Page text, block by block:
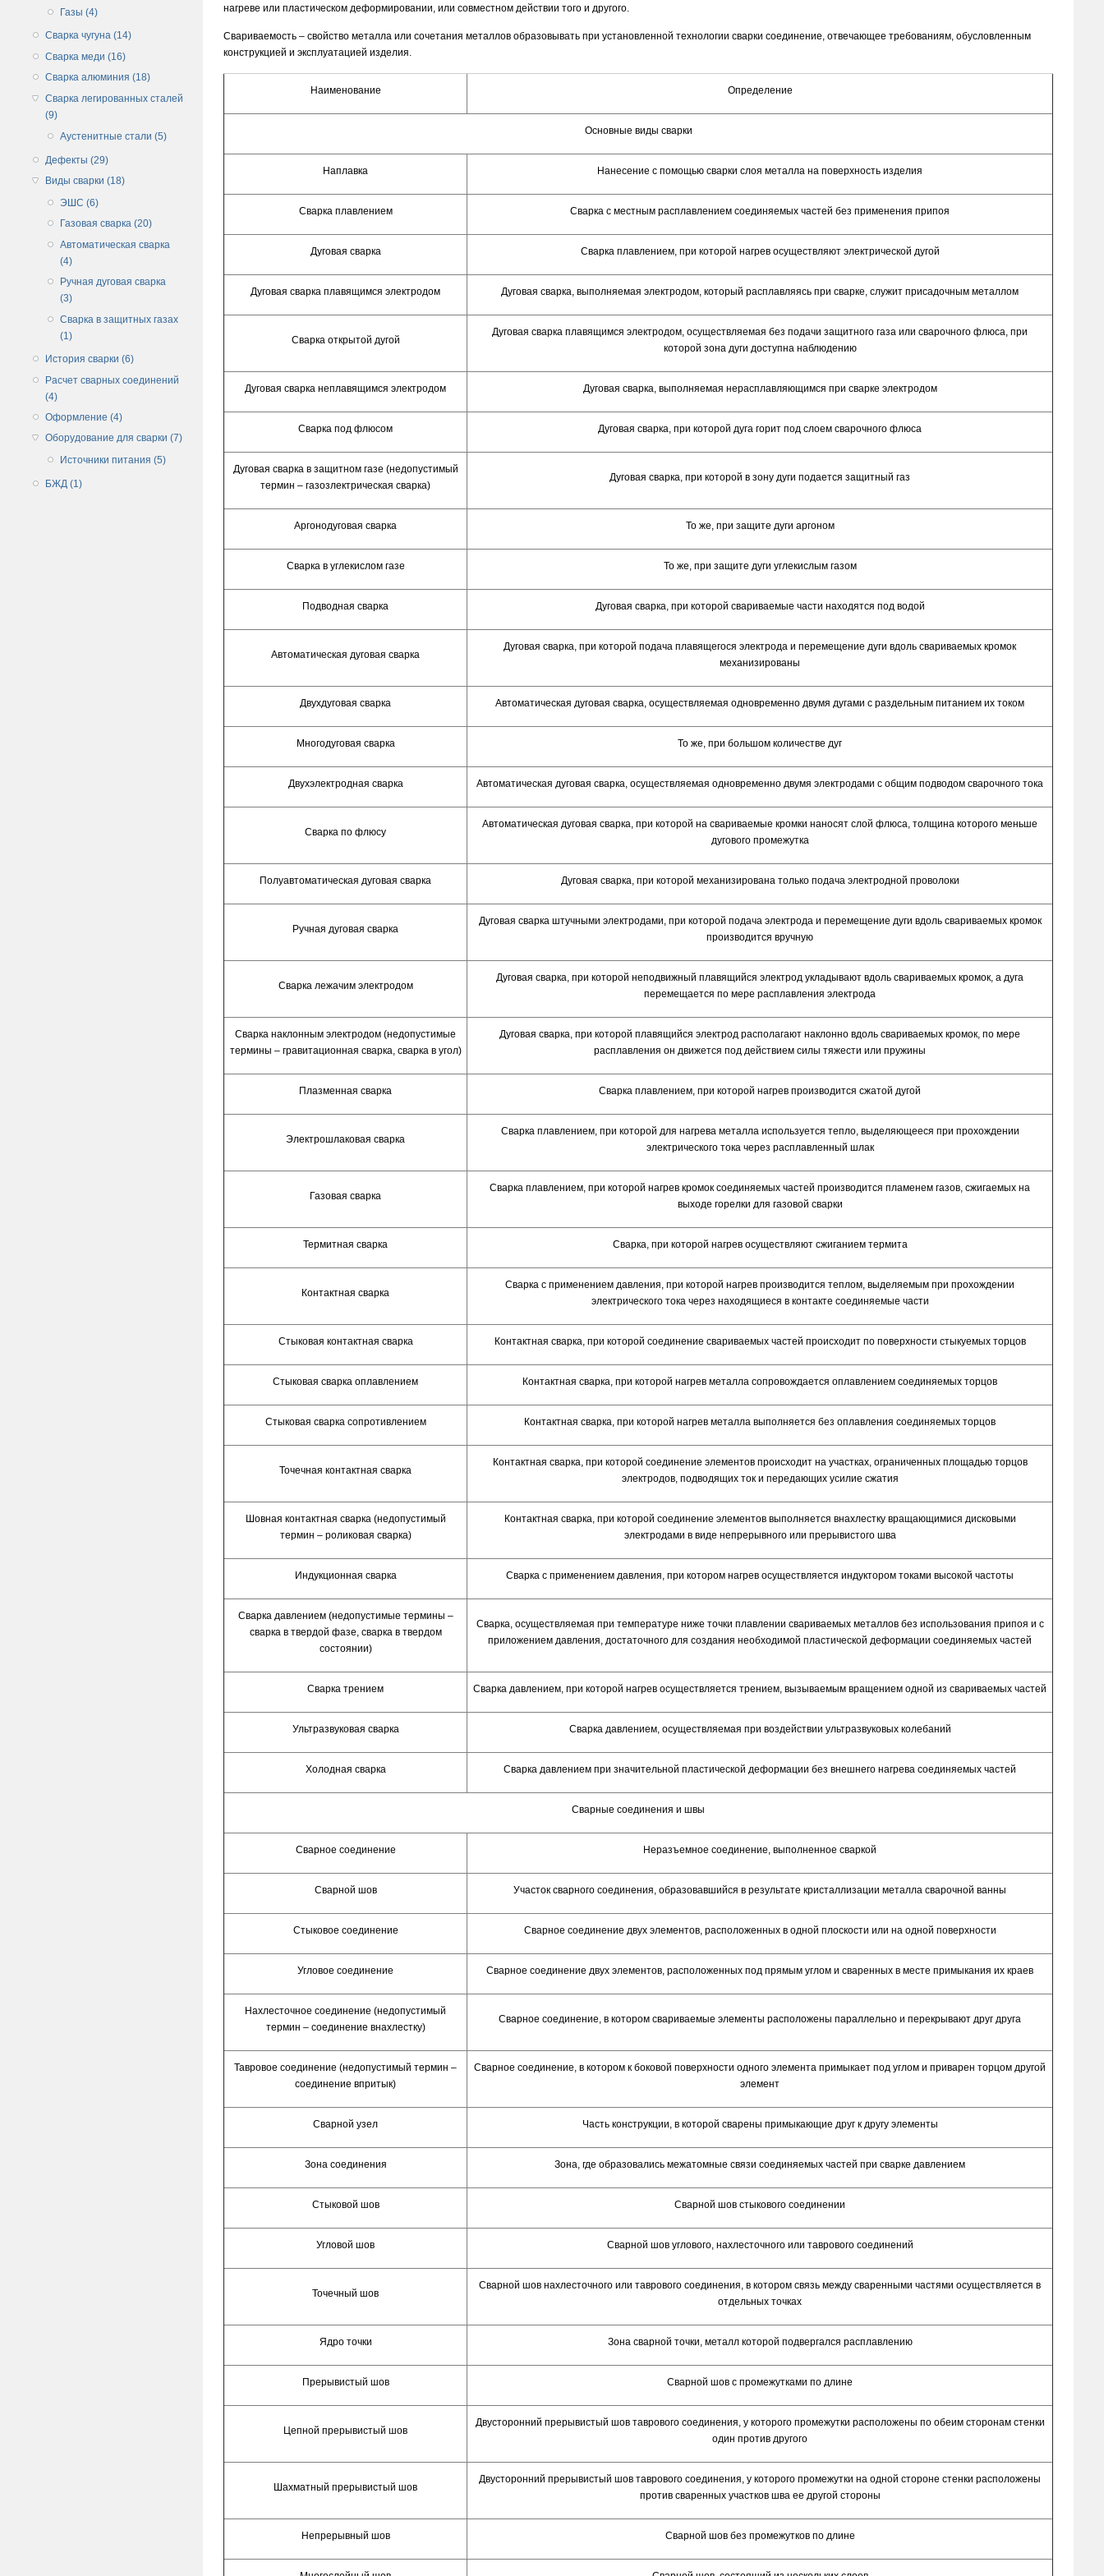
Газы (4)
Сварка чугуна (14)
Сварка меди (16)
Сварка алюминия (18)
Сварка легированных сталей
(9)
Аустенитные стали (5)
Дефекты (29)
Виды сварки (18)
ЭШС (6)
Газовая сварка (20)
Автоматическая сварка
(4)
Ручная дуговая сварка
(3)
Сварка в защитных газах
(1)
История сварки (6)
Расчет сварных соединений
(4)
Оформление (4)
Оборудование для сварки (7)
Источники питания (5)
БЖД (1)
нагреве или пластическом деформировании, или совместном действии того и другого.
Свариваемость – свойство металла или сочетания металлов образовывать при установленной технологии сварки соединение, отвечающее требованиям, обусловленным
конструкцией и эксплуатацией изделия.
Наименование Определение
Основные виды сварки
Наплавка Нанесение с помощью сварки слоя металла на поверхность изделия
Сварка плавлением Сварка с местным расплавлением соединяемых частей без применения припоя
Дуговая сварка Сварка плавлением, при которой нагрев осуществляют электрической дугой
Дуговая сварка плавящимся электродом Дуговая сварка, выполняемая электродом, который расплавляясь при сварке, служит присадочным металлом
Сварка открытой дугой
Дуговая сварка плавящимся электродом, осуществляемая без подачи защитного газа или сварочного флюса, при
которой зона дуги доступна наблюдению
Дуговая сварка неплавящимся электродом Дуговая сварка, выполняемая нерасплавляющимся при сварке электродом
Сварка под флюсом Дуговая сварка, при которой дуга горит под слоем сварочного флюса
Дуговая сварка в защитном газе (недопустимый
термин – газозлектрическая сварка)
Дуговая сварка, при которой в зону дуги подается защитный газ
Аргонодуговая сварка То же, при защите дуги аргоном
Сварка в углекислом газе То же, при защите дуги углекислым газом
Подводная сварка Дуговая сварка, при которой свариваемые части находятся под водой
Автоматическая дуговая сварка
Дуговая сварка, при которой подача плавящегося электрода и перемещение дуги вдоль свариваемых кромок
механизированы
Двухдуговая сварка Автоматическая дуговая сварка, осуществляемая одновременно двумя дугами с раздельным питанием их током
Многодуговая сварка То же, при большом количестве дуг
Двухэлектродная сварка Автоматическая дуговая сварка, осуществляемая одновременно двумя электродами с общим подводом сварочного тока
Сварка по флюсу
Автоматическая дуговая сварка, при которой на свариваемые кромки наносят слой флюса, толщина которого меньше
дугового промежутка
Полуавтоматическая дуговая сварка Дуговая сварка, при которой механизирована только подача электродной проволоки
Ручная дуговая сварка
Дуговая сварка штучными электродами, при которой подача электрода и перемещение дуги вдоль свариваемых кромок
производится вручную
Сварка лежачим электродом
Дуговая сварка, при которой неподвижный плавящийся электрод укладывают вдоль свариваемых кромок, а дуга
перемещается по мере расплавления электрода
Сварка наклонным электродом (недопустимые
термины – гравитационная сварка, сварка в угол)
Дуговая сварка, при которой плавящийся электрод располагают наклонно вдоль свариваемых кромок, по мере
расплавления он движется под действием силы тяжести или пружины
Плазменная сварка Сварка плавлением, при которой нагрев производится сжатой дугой
Электрошлаковая сварка
Сварка плавлением, при которой для нагрева металла используется тепло, выделяющееся при прохождении
электрического тока через расплавленный шлак
Газовая сварка
Сварка плавлением, при которой нагрев кромок соединяемых частей производится пламенем газов, сжигаемых на
выходе горелки для газовой сварки
Термитная сварка Сварка, при которой нагрев осуществляют сжиганием термита
Контактная сварка
Сварка с применением давления, при которой нагрев производится теплом, выделяемым при прохождении
электрического тока через находящиеся в контакте соединяемые части
Стыковая контактная сварка Контактная сварка, при которой соединение свариваемых частей происходит по поверхности стыкуемых торцов
Стыковая сварка оплавлением Контактная сварка, при которой нагрев металла сопровождается оплавлением соединяемых торцов
Стыковая сварка сопротивлением Контактная сварка, при которой нагрев металла выполняется без оплавления соединяемых торцов
Точечная контактная сварка
Контактная сварка, при которой соединение элементов происходит на участках, ограниченных площадью торцов
электродов, подводящих ток и передающих усилие сжатия
Шовная контактная сварка (недопустимый
термин – роликовая сварка)
Контактная сварка, при которой соединение элементов выполняется внахлестку вращающимися дисковыми
электродами в виде непрерывного или прерывистого шва
Индукционная сварка Сварка с применением давления, при котором нагрев осуществляется индуктором токами высокой частоты
Сварка давлением (недопустимые термины –
сварка в твердой фазе, сварка в твердом
состоянии)
Сварка, осуществляемая при температуре ниже точки плавлении свариваемых металлов без использования припоя и с
приложением давления, достаточного для создания необходимой пластической деформации соединяемых частей
Сварка трением Сварка давлением, при которой нагрев осуществляется трением, вызываемым вращением одной из свариваемых частей
Ультразвуковая сварка Сварка давлением, осуществляемая при воздействии ультразвуковых колебаний
Холодная сварка Сварка давлением при значительной пластической деформации без внешнего нагрева соединяемых частей
Сварные соединения и швы
Сварное соединение Неразъемное соединение, выполненное сваркой
Сварной шов Участок сварного соединения, образовавшийся в результате кристаллизации металла сварочной ванны
Стыковое соединение Сварное соединение двух элементов, расположенных в одной плоскости или на одной поверхности
Угловое соединение Сварное соединение двух элементов, расположенных под прямым углом и сваренных в месте примыкания их краев
Нахлесточное соединение (недопустимый
термин – соединение внахлестку)
Сварное соединение, в котором свариваемые элементы расположены параллельно и перекрывают друг друга
Тавровое соединение (недопустимый термин –
соединение впритык)
Сварное соединение, в котором к боковой поверхности одного элемента примыкает под углом и приварен торцом другой
элемент
Сварной узел Часть конструкции, в которой сварены примыкающие друг к другу элементы
Зона соединения Зона, где образовались межатомные связи соединяемых частей при сварке давлением
Стыковой шов Сварной шов стыкового соединении
Угловой шов Сварной шов углового, нахлесточного или таврового соединений
Точечный шов
Сварной шов нахлесточного или таврового соединения, в котором связь между сваренными частями осуществляется в
отдельных точках
Ядро точки Зона сварной точки, металл которой подвергался расплавлению
Прерывистый шов Сварной шов с промежутками по длине
Цепной прерывистый шов
Двусторонний прерывистый шов таврового соединения, у которого промежутки расположены по обеим сторонам стенки
один против другого
Шахматный прерывистый шов
Двусторонний прерывистый шов таврового соединения, у которого промежутки на одной стороне стенки расположены
против сваренных участков шва ее другой стороны
Непрерывный шов Сварной шов без промежутков по длине